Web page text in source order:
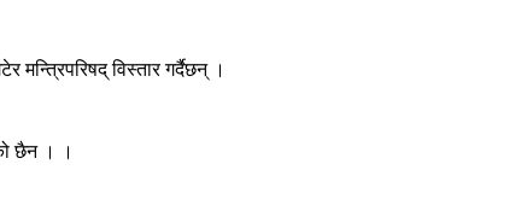
विस्तार गर्दैछन् ।
छैन । ।